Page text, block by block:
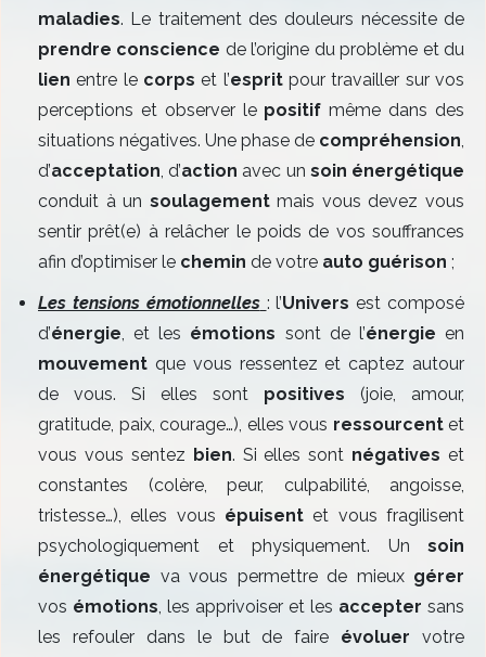
maladies. Le traitement des douleurs nécessite de
prendre conscience de l’origine du problème et du
lien entre le corps et l’espritpour travailler sur vos
perceptions et observer le positif même dans des
situations négatives. Une phase de compréhension,
d’acceptation, d’action avec un soin énergétique
conduit à un soulagementmais vous devez vous
sentir prêt(e) à relâcher le poids de vos souffrances
afin d’optimiser le chemin de votre auto guérison ;
Les tensions émotionnelles : l’Univers est composé
d’énergie, et les émotions sont de l’énergie en
mouvement que vous ressentez et captez autour
de vous. Si elles sont positives (joie, amour,
gratitude, paix, courage…), elles vous ressourcentet
vous vous sentez bien. Si elles sont négatives et
constantes (colère, peur, culpabilité, angoisse,
tristesse…), elles vous épuisent et vous fragilisent
psychologiquement et physiquement. Un soin
énergétique va vous permettre de mieux gérer
vos émotions, les apprivoiser et les accepter sans
les refouler dans le but de faire évoluer votre